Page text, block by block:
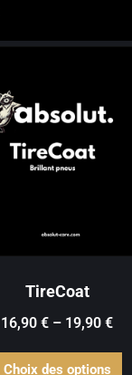
TireCoat
16,90€ – 19,90€
Choix des options
Ce